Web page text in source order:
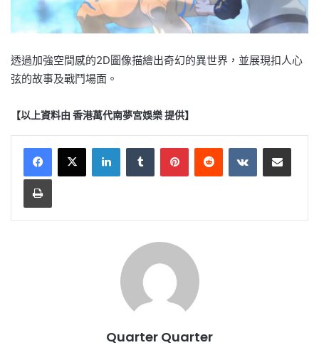
透過加強空間感的2D圖像描繪出奇幻的異世界，並展現扣人心
弦的故事及戰鬥場面。
【以上資料由 香港萬代南夢宮娛樂 提供】
LinkedInTumblr PinterestReddit VKontakteShare via Email
Print
Quarter Quarter